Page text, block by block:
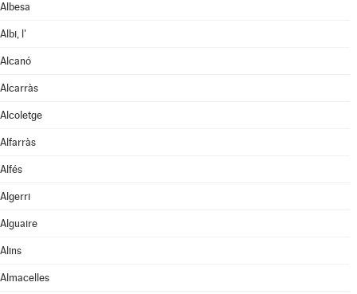
Albesa
Albi, l'
Alcanó
Alcarràs
Alcoletge
Alfarràs
Alfés
Algerri
Alguaire
Alins
Almacelles